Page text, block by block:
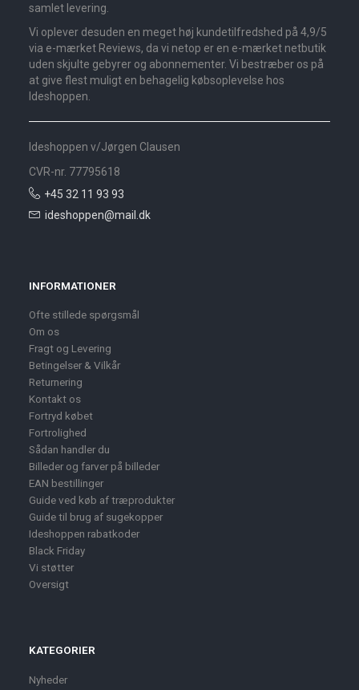
samlet levering.
Vi oplever desuden en meget høj kundetilfredshed på 4,9/5
via e-mærket Reviews, da vi netop er en e-mærket netbutik
uden skjulte gebyrer og abonnementer. Vi bestræber os på
at give flest muligt en behagelig købsoplevelse hos
Ideshoppen.
Ideshoppen v/Jørgen Clausen
CVR-nr. 77795618
+45 32 11 93 93
ideshoppen@mail.dk
INFORMATIONER
Ofte stillede spørgsmål
Om os
Fragt og Levering
Betingelser & Vilkår
Returnering
Kontakt os
Fortryd købet
Fortrolighed
Sådan handler du
Billeder og farver på billeder
EAN bestillinger
Guide ved køb af træprodukter
Guide til brug af sugekopper
Ideshoppen rabatkoder
Black Friday
Vi støtter
Oversigt
KATEGORIER
Nyheder